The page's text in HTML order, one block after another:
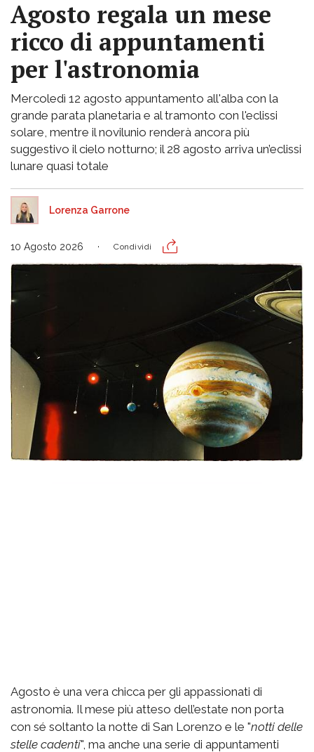
Agosto regala un mese
ricco di appuntamenti
per l'astronomia
Mercoledì 12 agosto appuntamento all'alba con la
grande parata planetaria e al tramonto con l'eclissi
solare, mentre il novilunio renderà ancora più
suggestivo il cielo notturno; il 28 agosto arriva un’eclissi
lunare quasi totale
Lorenza Garrone
10 Agosto 2026 Condividi
Agosto è una vera chicca per gli appassionati di
astronomia. Il mese più atteso dell’estate non porta
con sé soltanto la notte di San Lorenzo e le "notti delle
stelle cadenti", ma anche una serie di appuntamenti